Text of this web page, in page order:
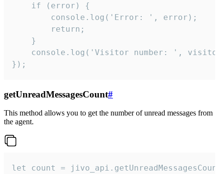
    if (error) {
        console.log('Error: ', error);
        return;
    }
console.log('Visitor number: ',
});
getUnreadMessagesCount#
This method allows you to get the number of unread messages from
the agent.
let count =